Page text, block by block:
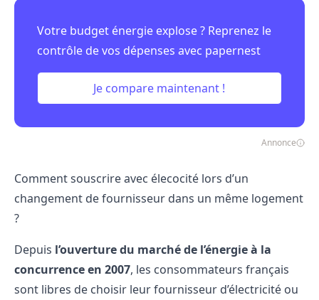
Votre budget énergie explose ? Reprenez le
contrôle de vos dépenses avec papernest
Je compare maintenant !
Annonce
Comment souscrire avec élecocité lors d’un
changement de fournisseur dans un même logement
?
Depuis l’ouverture du marché de l’énergie à la
concurrence en 2007, les consommateurs français
sont libres de choisir leur fournisseur d’électricité ou